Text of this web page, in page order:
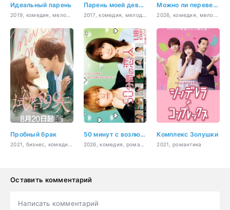
Идеальный парень Парень моей девушки Можно ли перевести любовь?
Пробный брак 50 минут с возлюбленным Комплекс Золушки
2021, романтика
Оставить комментарий
Написать комментарий